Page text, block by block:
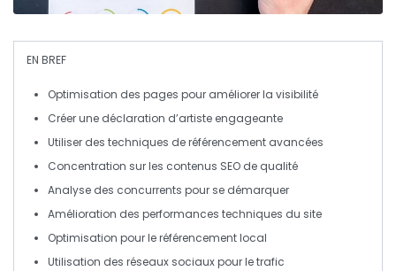
EN BREF
Optimisation des pages pour améliorer la visibilité
Créer une déclaration d’artiste engageante
Utiliser des techniques de référencement avancées
Concentration sur les contenus SEO de qualité
Analyse des concurrents pour se démarquer
Amélioration des performances techniques du site
Optimisation pour leréférencement local
Utilisation des réseaux sociauxpour le trafic